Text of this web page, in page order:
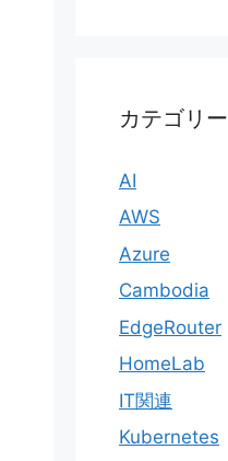
カテゴリー
AI
AWS
Azure
Cambodia
EdgeRouter
HomeLab
IT関連
Kubernetes